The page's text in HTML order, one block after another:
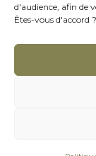
d'audience, afin de
Êtes-vous d'accord ?